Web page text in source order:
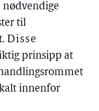
nødvendige
til
Disse
prinsipp at
innenfor